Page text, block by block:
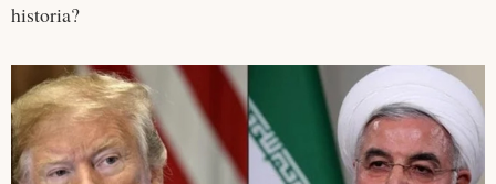
historia?